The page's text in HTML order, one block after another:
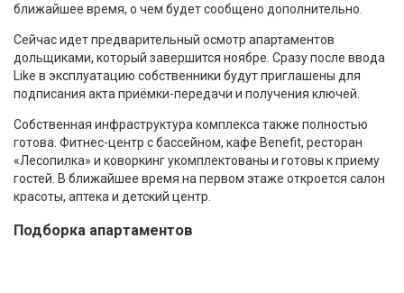
ближайшее время, о чем будет сообщено дополнительно.
Сейчас идет предварительный осмотр апартаментов
дольщиками, который завершится ноябре. Сразу после ввода
Like в эксплуатацию собственники будут приглашены для
подписания акта приёмки-передачи и получения ключей.
Собственная инфраструктура комплекса также полностью
готова. Фитнес-центр с бассейном, кафе Benefit, ресторан
«Лесопилка» и коворкинг укомплектованы и готовы к приему
гостей. В ближайшее время на первом этаже откроется салон
красоты, аптека и детский центр.
Подборка апартаментов